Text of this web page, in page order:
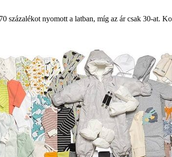
százalékot nyomott a latban, míg az ár csak 30-at.